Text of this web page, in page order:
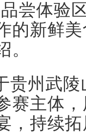
尝体验
的新鲜
。
贵州武
赛主体
，持续